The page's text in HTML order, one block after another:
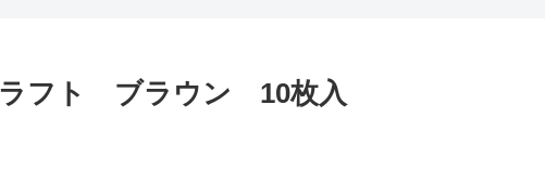
ラフト ブラウン 10枚入